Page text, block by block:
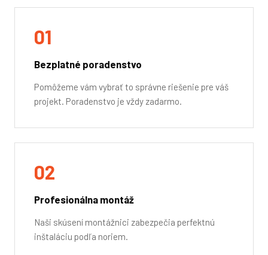
01
Bezplatné poradenstvo
Pomôžeme vám vybrať to správne riešenie pre váš
projekt. Poradenstvo je vždy zadarmo.
02
Profesionálna montáž
Naši skúsení montážnici zabezpečia perfektnú
inštaláciu podľa noriem.